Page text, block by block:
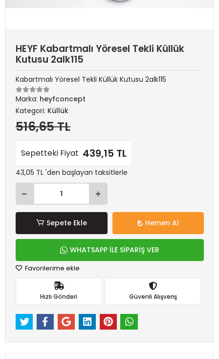
HEYF Kabartmalı Yöresel Tekli Küllük
Kutusu 2alk115
Kabartmalı Yöresel Tekli Küllük Kutusu 2alk115
Marka: heyfconcept
Kategori: Küllük
516,65 TL
Sepetteki Fiyat 439,15 TL
43,05 TL 'den başlayan taksitlerle
Sepete Ekle Hemen Al
WHATSAPP İLE SİPARİŞ VER
Favorilerime ekle
Hızlı Gönderi Güvenli Alışveriş